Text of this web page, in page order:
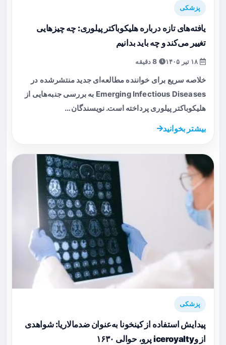
پزشکی
یافته‌های تازه درباره هلیکوباکتر پیلوری: چه چیزهایی
تغییر می‌کند و چه باید بدانیم
خلاصه سریع برای خواننده مطالعه‌ای جدید منتشرشده در
Emerging Infectious Diseases به بررسی جنبه‌هایی از
هلیکوباکتر پیلوری پرداخته است. نویسندگان…
بیشتر بخوانید
پزشکی
پیدایش استفاده از کینخونا به‌عنوان ضدمالاریا: شواهدی
از وiceroyalty پرو، حوالی ۱۶۳۰